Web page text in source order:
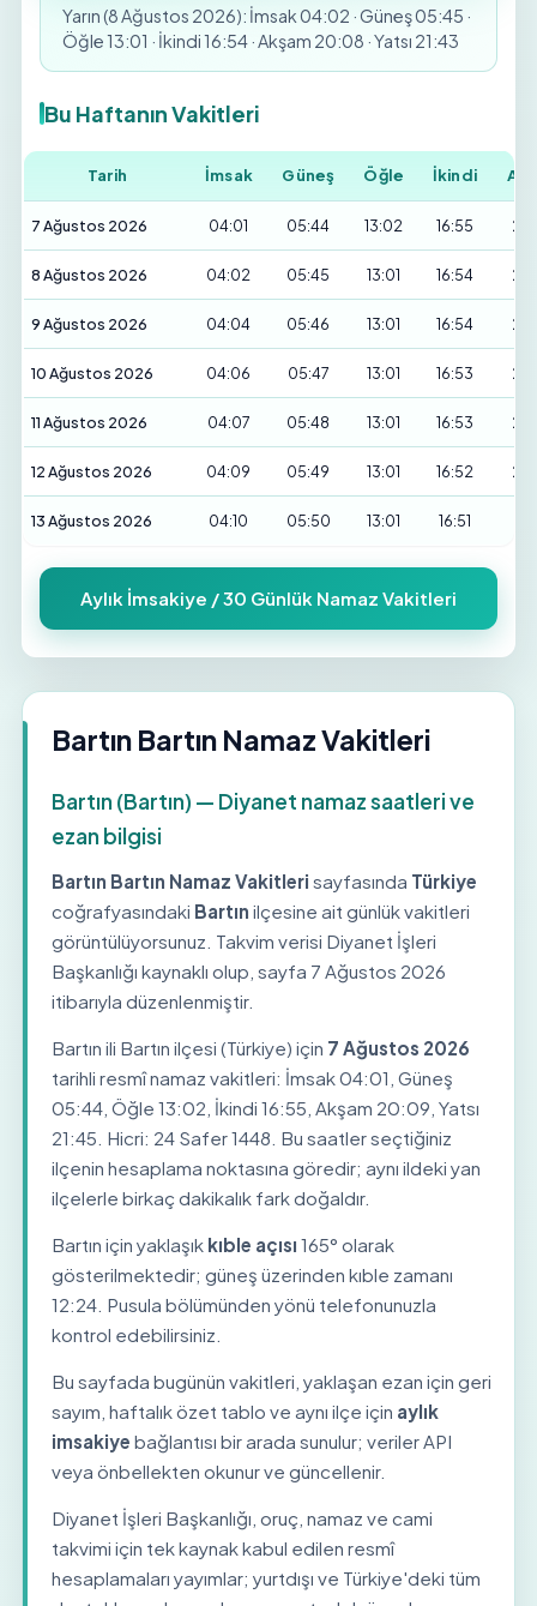
Yarın (8 Ağustos 2026): İmsak 04:02 · Güneş 05:45 ·
Öğle 13:01 · İkindi 16:54 · Akşam 20:08 · Yatsı 21:43
Bu Haftanın Vakitleri
Tarih İmsak Güneş Öğle İkindi
7 Ağustos 2026 04:01 05:44 13:02 16:55
8 Ağustos 2026 04:02 05:45 13:01 16:54
9 Ağustos 2026 04:04 05:46 13:01 16:54
10 Ağustos 2026 04:06 05:47 13:01 16:53
11 Ağustos 2026 04:07 05:48 13:01 16:53
12 Ağustos 2026 04:09 05:49 13:01 16:52
13 Ağustos 2026 04:10 05:50 13:01 16:51
Aylık İmsakiye / 30 Günlük Namaz Vakitleri
Bartın Bartın Namaz Vakitleri
Bartın (Bartın) — Diyanet namaz saatleri ve
ezan bilgisi
Bartın Bartın Namaz Vakitleri sayfasında Türkiye
coğrafyasındaki Bartın ilçesine ait günlük vakitleri
görüntülüyorsunuz. Takvim verisi Diyanet İşleri
Başkanlığı kaynaklı olup, sayfa 7 Ağustos 2026
itibarıyla düzenlenmiştir.
Bartın ili Bartın ilçesi (Türkiye) için 7 Ağustos 2026
tarihli resmî namaz vakitleri: İmsak 04:01, Güneş
05:44, Öğle 13:02, İkindi 16:55, Akşam 20:09, Yatsı
21:45. Hicri: 24 Safer 1448. Bu saatler seçtiğiniz
ilçenin hesaplama noktasına göredir; aynı ildeki yan
ilçelerle birkaç dakikalık fark doğaldır.
Bartın için yaklaşık kıble açısı 165° olarak
gösterilmektedir; güneş üzerinden kıble zamanı
12:24. Pusula bölümünden yönü telefonunuzla
kontrol edebilirsiniz.
Bu sayfada bugünün vakitleri, yaklaşan ezan için geri
sayım, haftalık özet tablo ve aynı ilçe için aylık
imsakiye bağlantısı bir arada sunulur; veriler API
veya önbellekten okunur ve güncellenir.
Diyanet İşleri Başkanlığı, oruç, namaz ve cami
takvimi için tek kaynak kabul edilen resmî
hesaplamaları yayımlar; yurtdışı ve Türkiye'deki tüm